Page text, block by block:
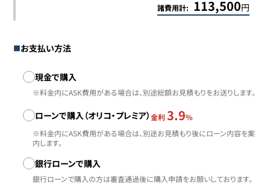
諸費用計: 113,500円
お支払い方法
お支払い方法
現金で購入
※料金内にASK費用がある場合は、別途総額お見積もりをお送りします。
ローンで購入（オリコ・プレミア）金利 3.9%
※料金内にASK費用がある場合は、別途お見積もり後にローン内容を案
内します。
銀行ローンで購入
銀行ローンで購入の方は審査通過後に購入申請をお願いしております。